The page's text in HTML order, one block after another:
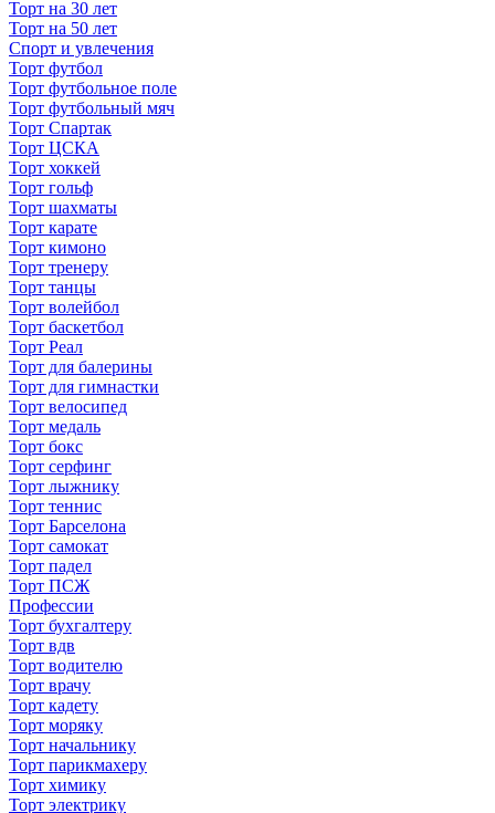
Торт на 30 лет
Торт на 50 лет
Спорт и увлечения
Торт футбол
Торт футбольное поле
Торт футбольный мяч
Торт Спартак
Торт ЦСКА
Торт хоккей
Торт гольф
Торт шахматы
Торт карате
Торт кимоно
Торт тренеру
Торт танцы
Торт волейбол
Торт баскетбол
Торт Реал
Торт для балерины
Торт для гимнастки
Торт велосипед
Торт медаль
Торт бокс
Торт серфинг
Торт лыжнику
Торт теннис
Торт Барселона
Торт самокат
Торт падел
Торт ПСЖ
Профессии
Торт бухгалтеру
Торт вдв
Торт водителю
Торт врачу
Торт кадету
Торт моряку
Торт начальнику
Торт парикмахеру
Торт химику
Торт электрику